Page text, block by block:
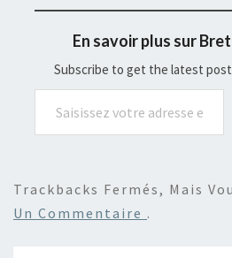
En savoir plus sur
Subscribe to get the latest
Saisissez votre adresse e-mail…
Trackbacks Fermés, Mais
Un Commentaire .